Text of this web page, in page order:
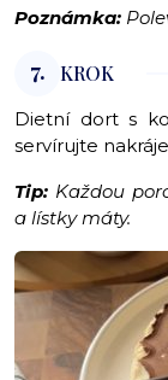
Poznámka:
7. KROK
Dietní dort s
servírujte
Tip: Každou
a lístky máty.